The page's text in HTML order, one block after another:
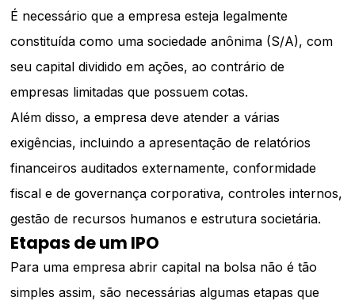
É necessário que a empresa esteja legalmente
constituída como uma sociedade anônima (S/A), com
seu capital dividido em ações, ao contrário de
empresas limitadas que possuem cotas.
Além disso, a empresa deve atender a várias
exigências, incluindo a apresentação de relatórios
financeiros auditados externamente, conformidade
fiscal e de governança corporativa, controles internos,
gestão de recursos humanos e estrutura societária.
Etapas de um IPO
Para uma empresa abrir capital na bolsa não é tão
simples assim, são necessárias algumas etapas que